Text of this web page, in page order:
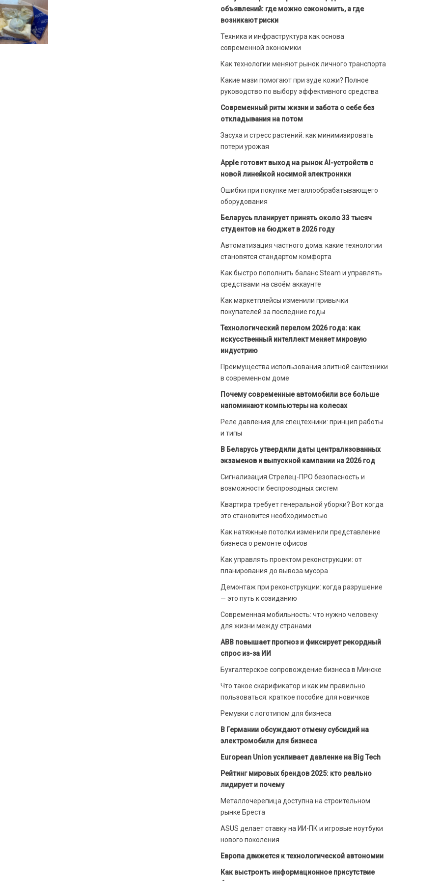
объявлений: где можно сэкономить, а где
возникают риски
Техника и инфраструктура как основа
современной экономики
Как технологии меняют рынок личного транспорта
Какие мази помогают при зуде кожи? Полное
руководство по выбору эффективного средства
Современный ритм жизни и забота о себе без
откладывания на потом
Засуха и стресс растений: как минимизировать
потери урожая
Apple готовит выход на рынок AI-устройств с
новой линейкой носимой электроники
Ошибки при покупке металлообрабатывающего
оборудования
Беларусь планирует принять около 33 тысяч
студентов на бюджет в 2026 году
Автоматизация частного дома: какие технологии
становятся стандартом комфорта
Как быстро пополнить баланс Steam и управлять
средствами на своём аккаунте
Как маркетплейсы изменили привычки
покупателей за последние годы
Технологический перелом 2026 года: как
искусственный интеллект меняет мировую
индустрию
Преимущества использования элитной сантехники
в современном доме
Почему современные автомобили все больше
напоминают компьютеры на колесах
Реле давления для спецтехники: принцип работы
и типы
В Беларусь утвердили даты централизованных
экзаменов и выпускной кампании на 2026 год
Сигнализация Стрелец-ПРО безопасность и
возможности беспроводных систем
Квартира требует генеральной уборки? Вот когда
это становится необходимостью
Как натяжные потолки изменили представление
бизнеса о ремонте офисов
Как управлять проектом реконструкции: от
планирования до вывоза мусора
Демонтаж при реконструкции: когда разрушение
— это путь к созиданию
Современная мобильность: что нужно человеку
для жизни между странами
ABB повышает прогноз и фиксирует рекордный
спрос из-за ИИ
Бухгалтерское сопровождение бизнеса в Минске
Что такое скарификатор и как им правильно
пользоваться: краткое пособие для новичков
Ремувки с логотипом для бизнеса
В Германии обсуждают отмену субсидий на
электромобили для бизнеса
European Union усиливает давление на Big Tech
Рейтинг мировых брендов 2025: кто реально
лидирует и почему
Металлочерепица доступна на строительном
рынке Бреста
ASUS делает ставку на ИИ-ПК и игровые ноутбуки
нового поколения
Европа движется к технологической автономии
Как выстроить информационное присутствие